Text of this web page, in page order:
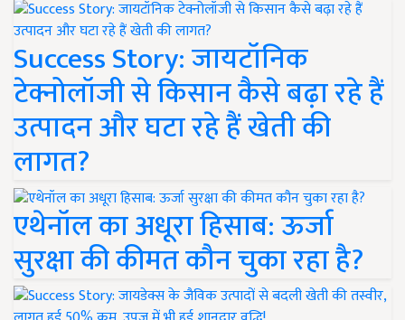
Success Story: जायटॉनिक
टेक्नोलॉजी से किसान कैसे बढ़ा रहे हैं
उत्पादन और घटा रहे हैं खेती की
लागत?
एथेनॉल का अधूरा हिसाब: ऊर्जा
सुरक्षा की कीमत कौन चुका रहा है?